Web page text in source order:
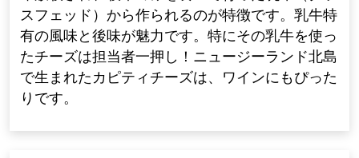
スフェッド）から作られるのが特徴です。乳牛特
有の風味と後味が魅力です。特にその乳牛を使っ
たチーズは担当者一押し！ニュージーランド北島
で生まれたカピティチーズは、ワインにもぴった
りです。